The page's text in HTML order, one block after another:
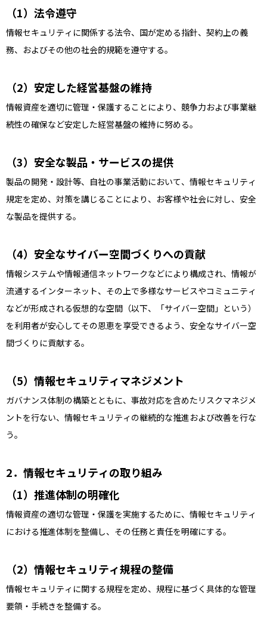
法令遵守
情報セキュリティに関係する法令、国が定める指針、契約上の義
務、およびその他の社会的規範を遵守する。
安定した経営基盤の維持
情報資産を適切に管理・保護することにより、競争力および事業継
続性の確保など安定した経営基盤の維持に努める。
安全な製品・サービスの提供
製品の開発・設計等、自社の事業活動において、情報セキュリティ
規定を定め、対策を講じることにより、お客様や社会に対し、安全
な製品を提供する。
安全なサイバー空間づくりへの貢献
情報システムや情報通信ネットワークなどにより構成され、情報が
流通するインターネット、その上で多様なサービスやコミュニティ
などが形成される仮想的な空間（以下、「サイバー空間」という）
を利用者が安心してその恩恵を享受できるよう、安全なサイバー空
間づくりに貢献する。
情報セキュリティマネジメント
ガバナンス体制の構築とともに、事故対応を含めたリスクマネジメ
ントを行ない、情報セキュリティの継続的な推進および改善を行な
う。
情報セキュリティの取り組み
推進体制の明確化
情報資産の適切な管理・保護を実施するために、情報セキュリティ
における推進体制を整備し、その任務と責任を明確にする。
情報セキュリティ規程の整備
情報セキュリティに関する規程を定め、規程に基づく具体的な管理
要領・手続きを整備する。